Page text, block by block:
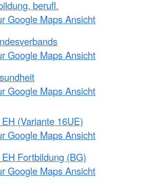
berufl.
Google Maps Ansicht
Google Maps Ansicht
Google Maps Ansicht
(Variante 16UE)
Google Maps Ansicht
Fortbildung (BG)
Google Maps Ansicht